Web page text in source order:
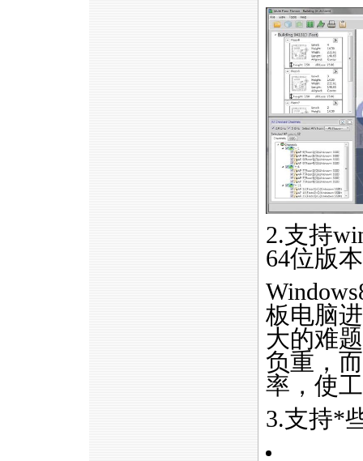
2.支持
64位版
板电脑
大的难
负重，
率，使
3.支持*